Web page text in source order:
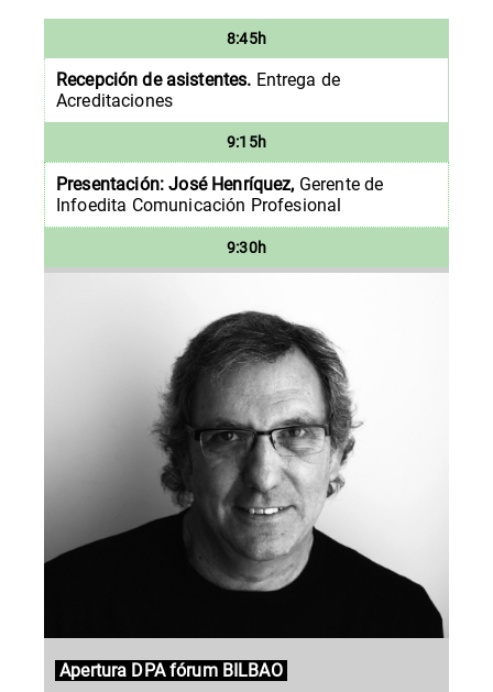
8:45h
Recepción de asistentes. Entrega de
Acreditaciones
9:15h
Presentación: José Henríquez, Gerente de
Infoedita Comunicación Profesional
9:30h
Apertura DPA fórum BILBAO